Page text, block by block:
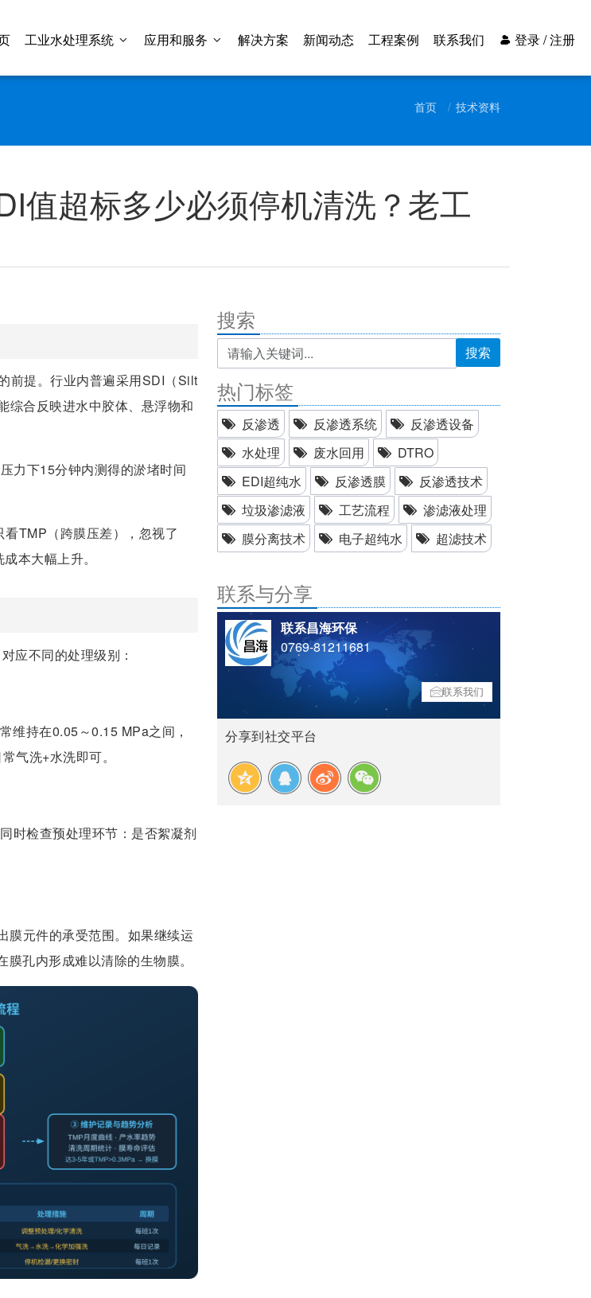
工业水处理系统 应用和服务 解决方案 新闻动态 工程案例 联系我们 登录 / 注册
首页 技术资料
值超标多少必须停机清洗？老工
前提。行业内普遍采用SDI（Silt
综合反映进水中胶体、悬浮物和
力下15分钟内测得的淤堵时间
TMP（跨膜压差），忽视了
本大幅上升。
应不同的处理级别：
维持在0.05～0.15 MPa之间，
气洗+水洗即可。
时检查预处理环节：是否絮凝剂
膜元件的承受范围。如果继续运
孔内形成难以清除的生物膜。
搜索
搜索
热门标签
反渗透 反渗透系统
反渗透设备
水处理
废水回用
DTRO
EDI超纯水
反渗透膜
反渗透技术
垃圾渗滤液
工艺流程
渗滤液处理
膜分离技术
电子超纯水 超滤技术
联系与分享
联系昌海环保
0769-81211681
联系我们
分享到社交平台